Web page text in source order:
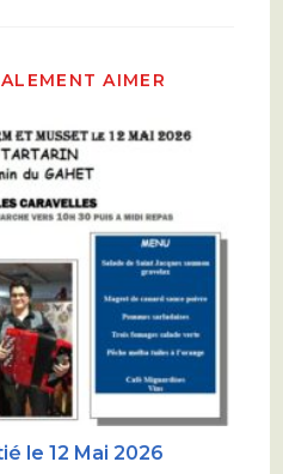
AIMER
le 12 Mai 2026